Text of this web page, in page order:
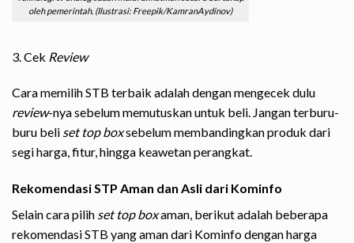
oleh pemerintah. (Ilustrasi: Freepik/KamranAydinov)
3. Cek Review
Cara memilih STB terbaik adalah dengan mengecek dulu
review-nya sebelum memutuskan untuk beli. Jangan terburu-
buru beli set top boxsebelum membandingkan produk dari
segi harga, fitur, hingga keawetan perangkat.
Rekomendasi STP Aman dan Asli dari Kominfo
Selain cara pilih set top boxaman, berikut adalah beberapa
rekomendasi STB yang aman dari Kominfo dengan harga